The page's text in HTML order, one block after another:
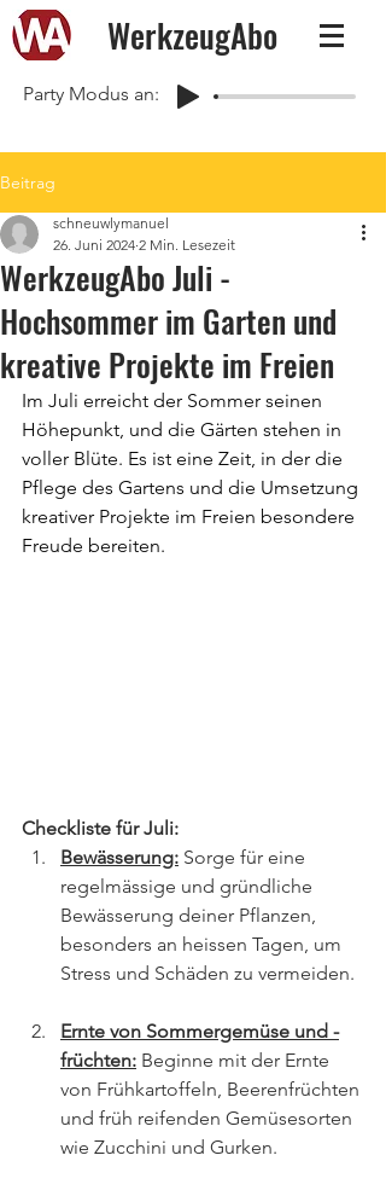
WerkzeugAbo
Party Modus an:
Beitrag
WerkzeugAbo Juli -
Hochsommer im Garten und
kreative Projekte im Freien
schneuwlymanuel
26. Juni 2024 2 Min. Lesezeit
Im Juli erreicht der Sommer seinen
Höhepunkt, und die Gärten stehen in
voller Blüte. Es ist eine Zeit, in der die
Pflege des Gartens und die Umsetzung
kreativer Projekte im Freien besondere
Freude bereiten.
Checkliste für Juli:
Bewässerung: Sorge für eine
regelmässige und gründliche
Bewässerung deiner Pflanzen,
besonders an heissen Tagen, um
Stress und Schäden zu vermeiden.
Ernte von Sommergemüse und -
früchten: Beginne mit der Ernte
von Frühkartoffeln, Beerenfrüchten
und früh reifenden Gemüsesorten
wie Zucchini und Gurken.